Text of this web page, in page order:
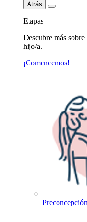
Atrás
Etapas
Descubre más
hijo/a.
¡Comencemos!
Preconcepción